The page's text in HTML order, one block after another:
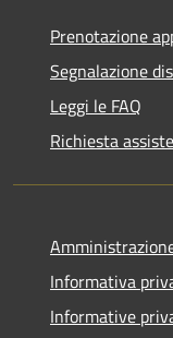
Prenotazione
Segnalazione
Leggi le FAQ
Richiesta
Informativa
Informative